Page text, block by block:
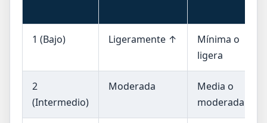
1 (Bajo) Ligeramente ↑
Mínima o
ligera
2
(Intermedio)
Moderada
Media o
moderada